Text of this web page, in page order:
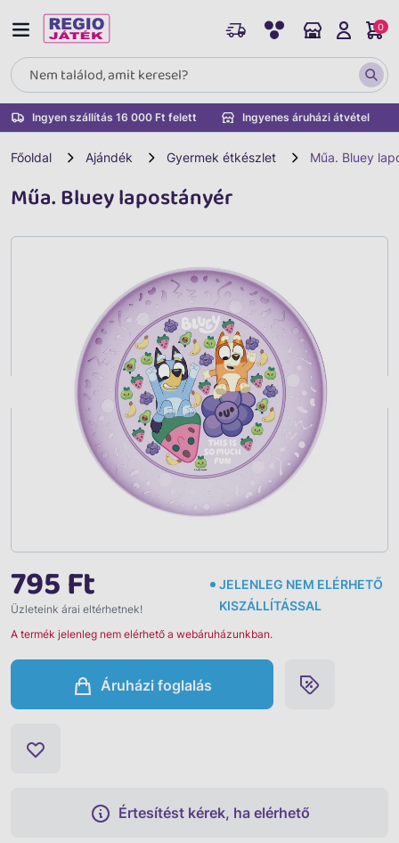
Ingyen szállítás 16 000 Ft felett Ingyenes áruházi átvétel
0
Főoldal Ajándék Gyermek étkészlet Műa. Bluey
Műa. Bluey lapostányér
Vissza
795 Ft
Üzleteink árai eltérhetnek!
JELENLEG NEM ELÉRHETŐ
KISZÁLLÍTÁSSAL
A termék jelenleg nem elérhető a webáruházunkban.
Áruházi foglalás
Értesítést kérek, ha elérhető